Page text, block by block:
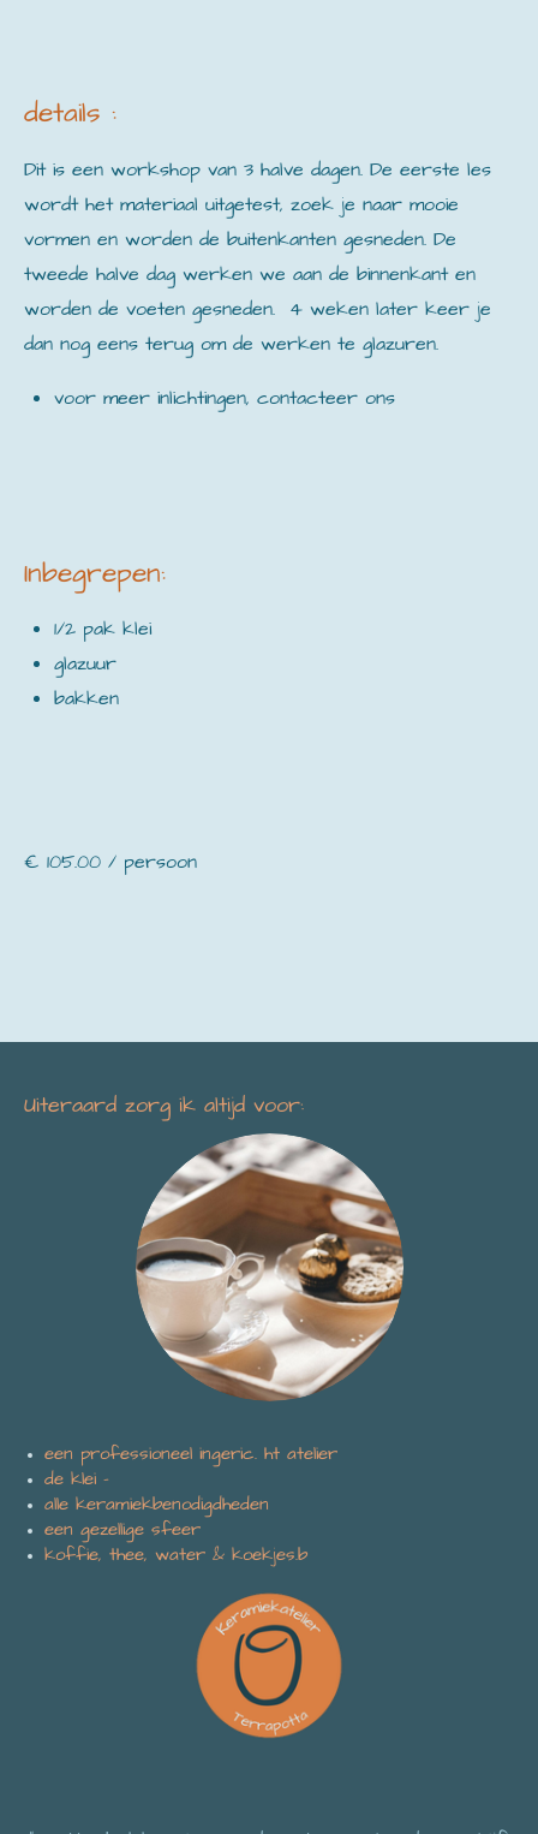
details :
Dit is een workshop van 3 halve dagen. De eerste les
wordt het materiaal uitgetest, zoek je naar mooie
vormen en worden de buitenkanten gesneden. De
tweede halve dag werken we aan de binnenkant en
worden de voeten gesneden. 4 weken later keer je
dan nog eens terug om de werken te glazuren.
voor meer inlichtingen, contacteer ons
Inbegrepen:
1/2 pak klei
glazuur
bakken
€ 105.00 / persoon
Uiteraard zorg ik altijd voor:
een professioneel ingeric. ht atelier
de klei -
alle keramiekbenodigdheden
een gezellige sfeer
koffie, thee, water & koekjes.b